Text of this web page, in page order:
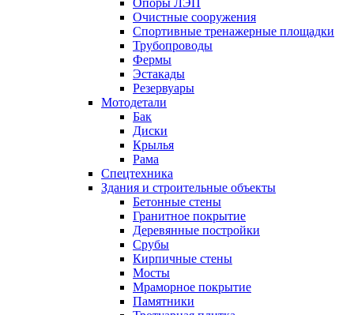
Очистные сооружения
Спортивные тренажерные площадки
Трубопроводы
Фермы
Эстакады
Резервуары
Мотодетали
Бак
Диски
Крылья
Рама
Спецтехника
Здания и строительные объекты
Бетонные стены
Гранитное покрытие
Деревянные постройки
Срубы
Кирпичные стены
Мосты
Мраморное покрытие
Памятники